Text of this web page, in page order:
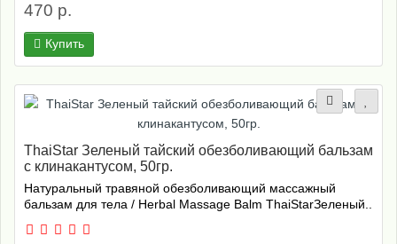
470 р.
Купить
ThaiStar Зеленый тайский обезболивающий бальзам
с клинакантусом, 50гр.
Натуральный травяной обезболивающий массажный
бальзам для тела / Herbal Massage Balm ThaiStarЗеленый..